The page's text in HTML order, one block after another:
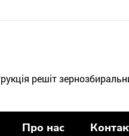
решіт
Про нас